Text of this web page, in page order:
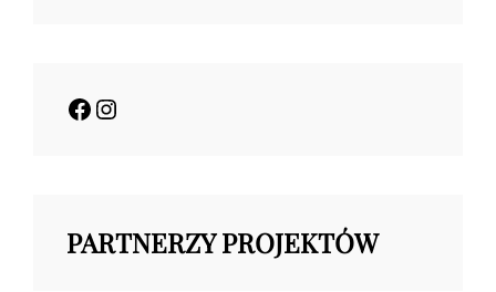
Facebook
Instagram
PARTNERZY PROJEKTÓW